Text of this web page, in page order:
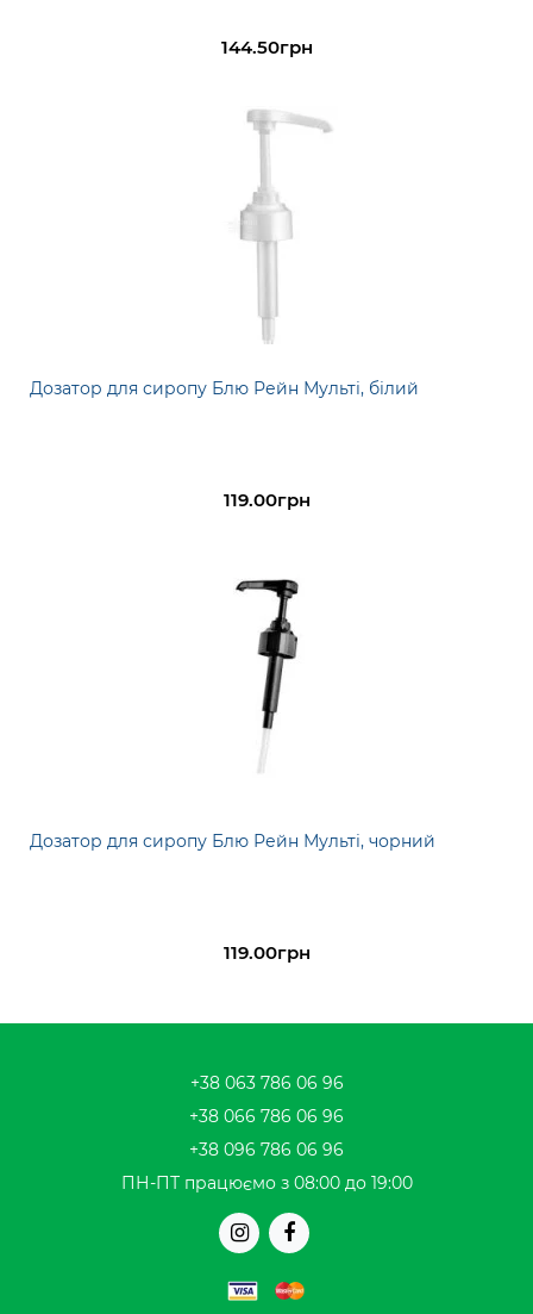
144.50грн
Дозатор для сиропу Блю Рейн Мульті, білий
119.00грн
Дозатор для сиропу Блю Рейн Мульті, чорний
119.00грн
+38 063 786 06 96
+38 066 786 06 96
+38 096 786 06 96
ПН-ПТ працюємо з 08:00 до 19:00